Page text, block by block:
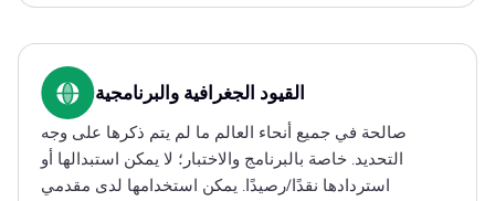
القيود الجغرافية والبرنامجية
صالحة في جميع أنحاء العالم ما لم يتم ذكرها على وجه
التحديد. خاصة بالبرنامج والاختبار؛ لا يمكن استبدالها أو
استردادها نقدًا/رصيدًا. يمكن استخدامها لدى مقدمي